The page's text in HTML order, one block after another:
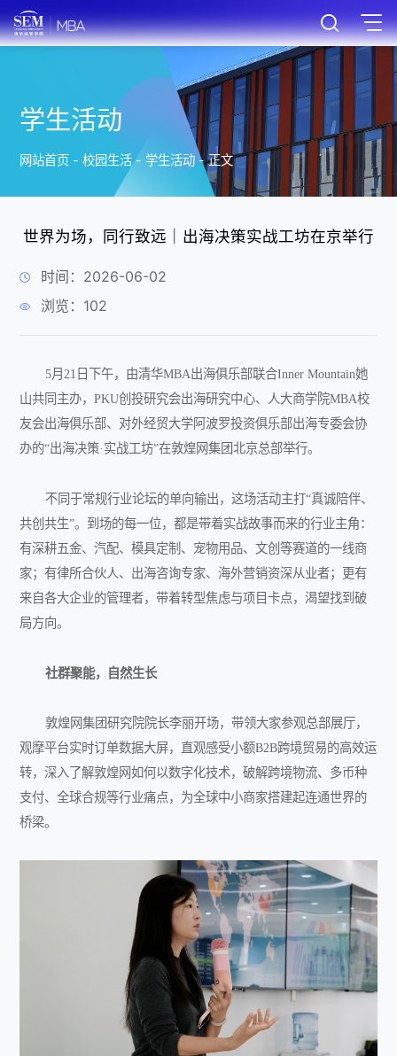
学生活动
网站首页 -校园生活-学生活动-正文
世界为场，同行致远｜出海决策实战工坊在京举行
时间：2026-06-02
浏览： 102
5月21日下午，由清华MBA出海俱乐部联合Inner Mountain她
山共同主办，PKU创投研究会出海研究中心、人大商学院MBA校
友会出海俱乐部、对外经贸大学阿波罗投资俱乐部出海专委会协
办的“出海决策·实战工坊”在敦煌网集团北京总部举行。
不同于常规行业论坛的单向输出，这场活动主打“真诚陪伴、
共创共生”。到场的每一位，都是带着实战故事而来的行业主角：
有深耕五金、汽配、模具定制、宠物用品、文创等赛道的一线商
家；有律所合伙人、出海咨询专家、海外营销资深从业者；更有
来自各大企业的管理者，带着转型焦虑与项目卡点，渴望找到破
局方向。
社群聚能，自然生长
敦煌网集团研究院院长李丽开场，带领大家参观总部展厅，
观摩平台实时订单数据大屏，直观感受小额B2B跨境贸易的高效运
转，深入了解敦煌网如何以数字化技术，破解跨境物流、多币种
支付、全球合规等行业痛点，为全球中小商家搭建起连通世界的
桥梁。